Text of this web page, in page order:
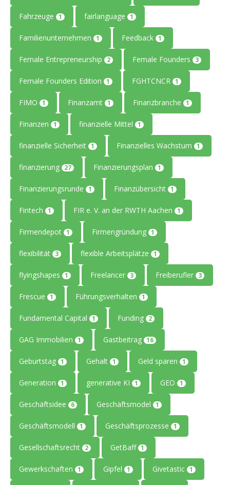
Fahrzeuge 1 fairlanguage 1
Familienunternehmen 1 Feedback 1
Female Entrepreneurship 2 Female Founders 3
Female Founders Edition 1 FGHTCNCR 1
FIMO 1 Finanzamt 1 Finanzbranche 1
Finanzen 1 finanzielle Mittel 1
finanzielle Sicherheit 1 Finanzielles Wachstum 1
finanzierung 27 Finanzierungsplan 1
Finanzierungsrunde 1 Finanzübersicht 1
Fintech 1 FIR e. V. an der RWTH Aachen 1
Firmendepot 1 Firmengründung 1
flexibilität 3 flexible Arbeitsplätze 1
flyingshapes 1 Freelancer 3 Freiberufler 3
Frescue 1 Führungsverhalten 1
Fundamental Capital 1 Funding 2
GAG Immobilien 1 Gastbeitrag 16
Geburtstag 1 Gehalt 1 Geld sparen 1
Generation 1 generative KI 1 GEO 1
Geschäftsidee 6 Geschäftsmodel 1
Geschäftsmodell 1 Geschäftsprozesse 1
Gesellschaftsrecht 2 GetBaff 1
Gewerkschaften 1 Gipfel 1 Givetastic 1